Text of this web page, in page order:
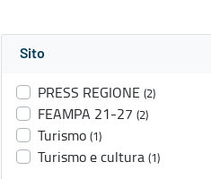
Sito
PRESS REGIONE (2)
FEAMPA 21-27 (2)
Turismo (1)
Turismo e cultura (1)